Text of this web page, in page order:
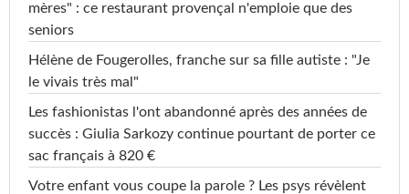
mères" : ce restaurant provençal n'emploie que des
seniors
Hélène de Fougerolles, franche sur sa fille autiste : "Je
le vivais très mal"
Les fashionistas l'ont abandonné après des années de
succès : Giulia Sarkozy continue pourtant de porter ce
sac français à 820 €
Votre enfant vous coupe la parole ? Les psys révèlent